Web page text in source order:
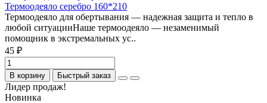
Термоодеяло серебро 160*210
Термоодеяло для обертывания — надежная защита и тепло в
любой ситуацииНаше термоодеяло — незаменимый
помощник в экстремальных ус..
45 ₽
В корзину Быстрый заказ
Лидер продаж!
Новинка